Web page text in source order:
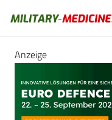
Anzeige